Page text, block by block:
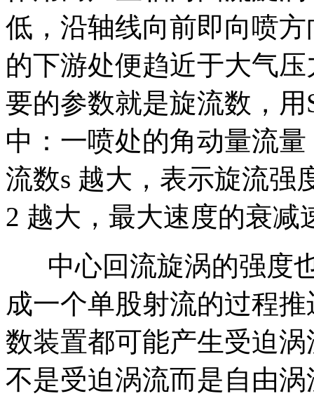
低，沿轴线向前即向喷
的下游处便趋近于大气
要的参数就是旋流数，
中：一喷处的角动量流
流数s 越大，表示旋流强
2 越大，最大速度的衰减
中心回流旋涡的强度
成一个单股射流的过程
数装置都可能产生受迫
不是受迫涡流而是自由